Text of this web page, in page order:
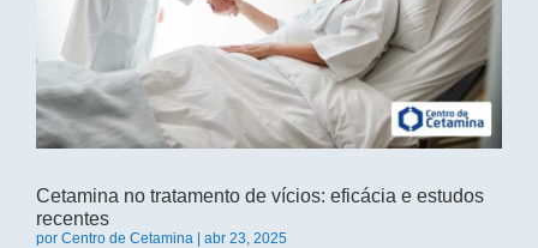
Cetamina no tratamento de vícios: eficácia e estudos
recentes
por Centro de Cetamina abr 23, 2025